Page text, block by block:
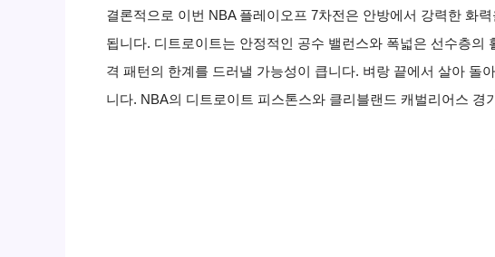
결론적으로 이번 NBA 플레이오프 7차전은 안방에서 강력한 화
됩니다. 디트로이트는 안정적인 공수 밸런스와 폭넓은 선수층
격 패턴의 한계를 드러낼 가능성이 큽니다. 벼랑 끝에서 살아 돌
니다. NBA의 디트로이트 피스톤스와 클리블랜드 캐벌리어스 경